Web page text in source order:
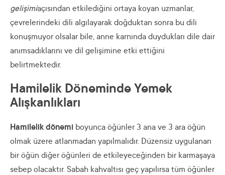
gelişimiaçısından etkilediğini ortaya koyan uzmanlar,
çevrelerindeki dili algılayarak doğduktan sonra bu dili
konuşmuyor olsalar bile, anne karnında duydukları dile dair
anımsadıklarını ve dil gelişimine etki ettiğini
belirtmektedir.
Hamilelik Döneminde Yemek
Alışkanlıkları
Hamilelik dönemi boyunca öğünler 3 ana ve 3 ara öğün
olmak üzere atlanmadan yapılmalıdır. Düzensiz uygulanan
bir öğün diğer öğünleri de etkileyeceğinden bir karmaşaya
sebep olacaktır. Sabah kahvaltısı geç yapılırsa tüm öğünler